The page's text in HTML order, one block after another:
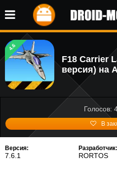
4.6
F18 Carrier
версия) на
Голосов:
В
Версия:
7.6.1
Разработчик:
RORTOS